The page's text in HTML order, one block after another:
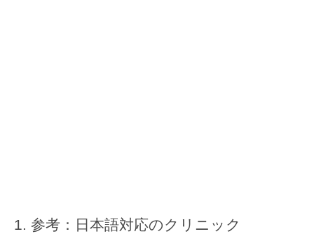
参考：日本語対応のクリニック